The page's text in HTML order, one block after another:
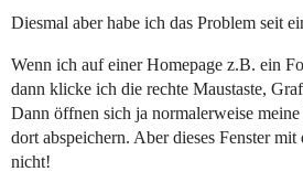
Diesmal aber habe ich das Problem seit
Wenn ich auf einer Homepage z.B. ein
dann klicke ich die rechte Maustaste,
Dann öffnen sich ja normalerweise
dort abspeichern. Aber dieses Fenster
nicht!